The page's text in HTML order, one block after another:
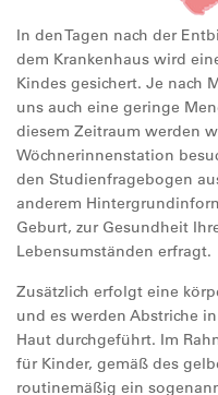
In den Tagen nach der
dem Krankenhaus wird
Kindes gesichert. Je nach
uns auch eine geringe
diesem Zeitraum werden
Wöchnerinnenstation
den Studienfragebogen
anderem
Geburt, zur Gesundheit
Lebensumständen erfragt.
Zusätzlich erfolgt eine
und es werden Abstriche
Haut durchgeführt. Im
für Kinder, gemäß des
routinemäßig ein